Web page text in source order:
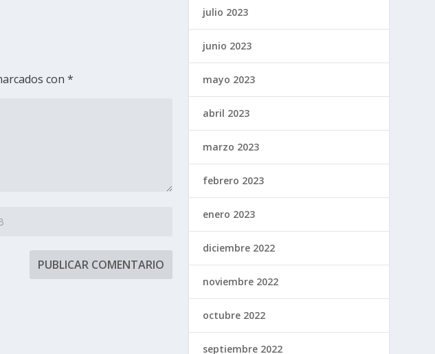
con*
julio 2023
junio 2023
mayo 2023
abril 2023
marzo 2023
febrero 2023
enero 2023
diciembre 2022
noviembre 2022
octubre 2022
septiembre 2022